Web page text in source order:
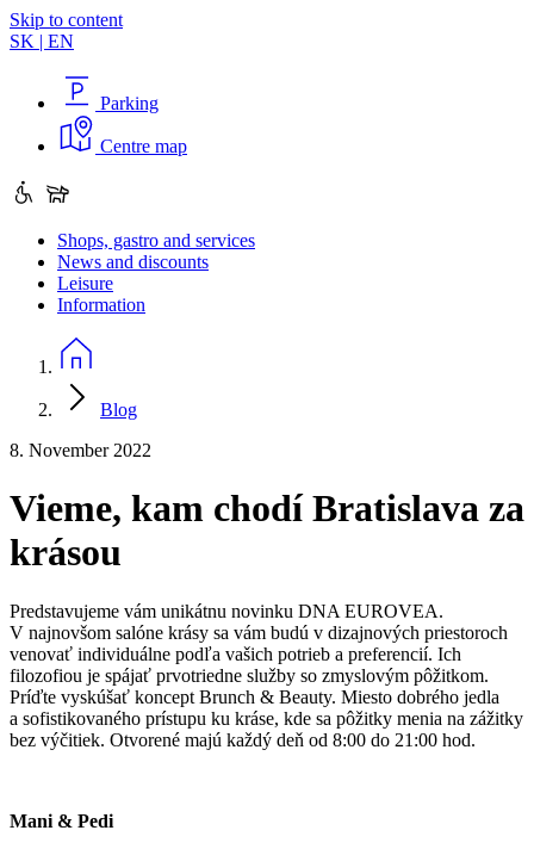
Skip to content
SK | EN
Parking
Centre map
Shops, gastro and services
News and discounts
Leisure
Information
Blog
8. November 2022
Vieme, kam chodí Bratislava za
krásou
Predstavujeme vám unikátnu novinku DNA EUROVEA.
V najnovšom salóne krásy sa vám budú v dizajnových priestoroch
venovať individuálne podľa vašich potrieb a preferencií. Ich
filozofiou je spájať prvotriedne služby so zmyslovým pôžitkom.
Príďte vyskúšať koncept Brunch & Beauty. Miesto dobrého jedla
a sofistikovaného prístupu ku kráse, kde sa pôžitky menia na zážitky
bez výčitiek. Otvorené majú každý deň od 8:00 do 21:00 hod.
Mani & Pedi